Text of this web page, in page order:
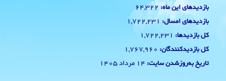
بازدیدهای این ماه: 64,322
بازدیدهای امسال: 1,722,231
کل بازدیدها: 1,722,231
کل بازدیدکنند‌گان: 1,767,960
تاریخ به‌روزشدن سایت: 14 مرداد 1405